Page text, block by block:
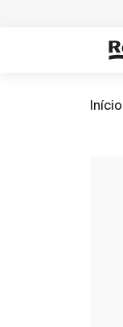
Ir para
Início